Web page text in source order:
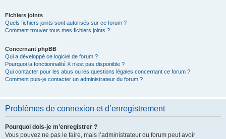
Fichiers joints
Quels fichiers joints sont autorisés sur ce forum ?
Comment trouver tous mes fichiers joints ?
Concernant phpBB
Qui a développé ce logiciel de forum ?
Pourquoi la fonctionnalité X n’est pas disponible ?
Qui contacter pour les abus ou les questions légales concernant ce forum ?
Comment puis-je contacter un administrateur du forum ?
Problèmes de connexion et d’enregistrement
Pourquoi dois-je m’enregistrer ?
Vous pouvez ne pas le faire, mais l’administrateur du forum peut avoir